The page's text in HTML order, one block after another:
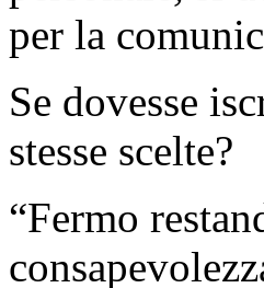
per la
Se dovesse
stesse scelte?
“Fermo